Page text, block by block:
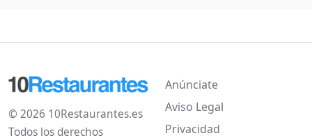
© 2026 10Restaurantes.es
Todos los derechos
Anúnciate
Aviso Legal
Privacidad